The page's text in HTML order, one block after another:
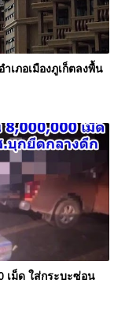
เภอเมืองภูเก็ตลงพื้น
เม็ด ใส่กระบะซ่อน